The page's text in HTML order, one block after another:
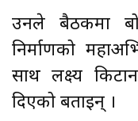
उनले बैठकमा
निर्माणको
साथ लक्ष्य
दिएको बताइन् ।